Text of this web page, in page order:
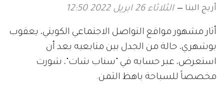
أريج البنا الثلاثاء 26 ابريل 2022 12:50
أثار مشهور مواقع التواصل الاجتماعي الكويتي، يعقوب
بوشهري، حالة من الجدل بين متابعيه بعد أن
استعرض، عبر حسابه في "سناب شات"، شورت
مخصصاً للسباحة باهظ الثمن.